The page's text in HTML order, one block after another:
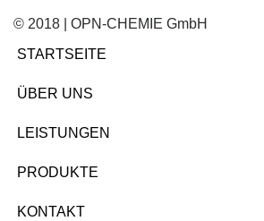
© 2018 | OPN-CHEMIE GmbH
STARTSEITE
ÜBER UNS
LEISTUNGEN
PRODUKTE
KONTAKT